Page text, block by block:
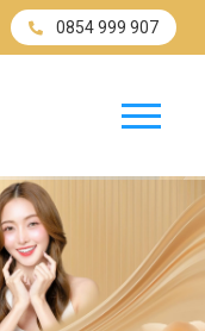
0854 999 907